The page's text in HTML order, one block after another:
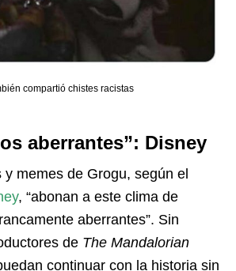
compartió chistes racistas
aberrantes”: Disney
y memes de Grogu, según el
, “abonan a este clima de
aberrantes”. Sin
de The Mandalorian
continuar con la historia sin